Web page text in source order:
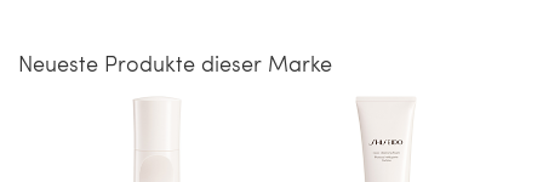
Neueste Produkte dieser Marke